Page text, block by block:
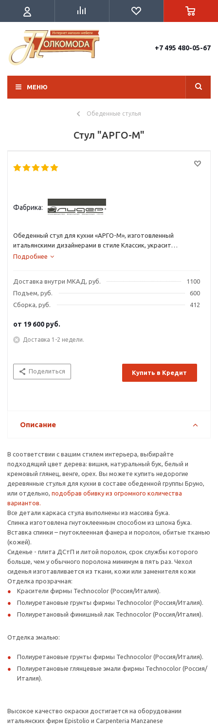
+7 495 480-05-67
МЕНЮ
Обеденные стулья
Стул "АРГО-М"
Фабрика:
Обеденный стул для кухни «АРГО-М», изготовленный
итальянскими дизайнерами в стиле Классик, украсит
помещение игрой контрастов. Каркас из натурального бука
Подробнее
Доставка внутри МКАД, руб.
1100
Подъем, руб.
600
Сборка, руб.
412
от 19 600 руб.
Доставка 1-2 недели.
Поделиться Купить в Кредит
Описание
В соответствии с вашим стилем интерьера, выбирайте
подходящий цвет дерева: вишня, натуральный бук, белый и
кремовый глянец, венге, орех. Вы можете купить недорогие
деревянные стулья для кухни в составе обеденной группы Бруно,
или отдельно, подобрав обивку из огромного количества
вариантов.
Все детали каркаса стула выполнены из массива бука.
Спинка изготовлена гнутоклеенным способом из шпона бука.
Вставка спинки – гнутоклеенная фанера и поролон, обитые тканью
(кожей).
Сиденье - плита ДСтП и литой поролон, срок службы которого
больше, чем у обычного поролона минимум в пять раз. Чехол
сиденья изготавливается из ткани, кожи или заменителя кожи
Отделка прозрачная:
Красители фирмы Technocolor (Россия/Италия).
Полиуретановые грунты фирмы Technocolor (Россия/Италия).
Полиуретановый финишный лак Technocolor (Россия/Италия).
Отделка эмалью:
Полиуретановые грунты фирмы Technocolor (Россия/Италия).
Полиуретановые глянцевые эмали фирмы Technocolor (Россия/
Италия).
Высокое качество окраски достигается на оборудовании
итальянских фирм Epistolio и Carpenteria Manzanese